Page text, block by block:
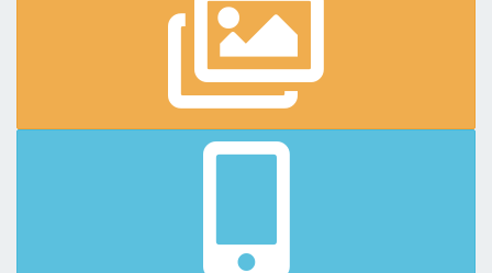
NO BRINDAMOS SERVICIO DE BLANCO